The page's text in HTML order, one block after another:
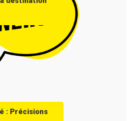
: Précisions